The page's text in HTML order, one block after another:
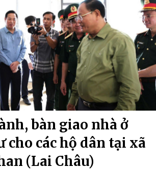
bàn giao nhà ở
cho các hộ dân tại xã
(Lai Châu)